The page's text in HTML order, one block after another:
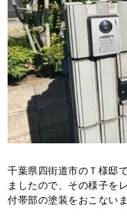
千葉県四街道市のＴ様邸
ましたので、その様子を
付帯部の塗装をおこないま